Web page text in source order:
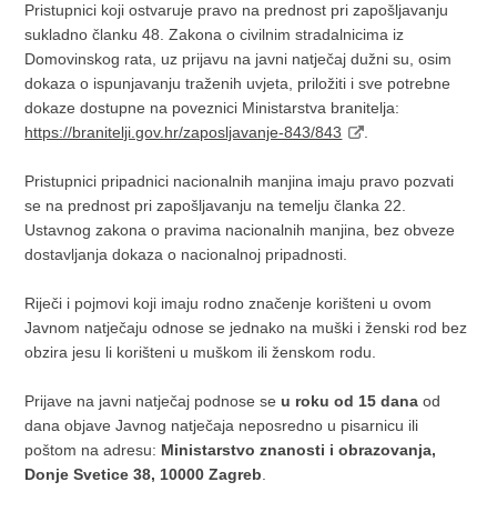
Pristupnici koji ostvaruje pravo na prednost pri zapošljavanju
sukladno članku 48. Zakona o civilnim stradalnicima iz
Domovinskog rata, uz prijavu na javni natječaj dužni su, osim
dokaza o ispunjavanju traženih uvjeta, priložiti i sve potrebne
dokaze dostupne na poveznici Ministarstva branitelja:
https://branitelji.gov.hr/zaposljavanje-843/843
Pristupnici pripadnici nacionalnih manjina imaju pravo pozvati
se na prednost pri zapošljavanju na temelju članka 22.
Ustavnog zakona o pravima nacionalnih manjina, bez obveze
dostavljanja dokaza o nacionalnoj pripadnosti.
Riječi i pojmovi koji imaju rodno značenje korišteni u ovom
Javnom natječaju odnose se jednako na muški i ženski rod bez
obzira jesu li korišteni u muškom ili ženskom rodu.
Prijave na javni natječaj podnose seu roku od 15 dana od
dana objave Javnog natječaja neposredno u pisarnicu ili
poštom na adresu: Ministarstvo znanosti i obrazovanja,
Donje Svetice 38, 10000 Zagreb